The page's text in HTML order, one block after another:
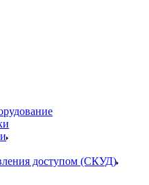
доступом (СКУД)